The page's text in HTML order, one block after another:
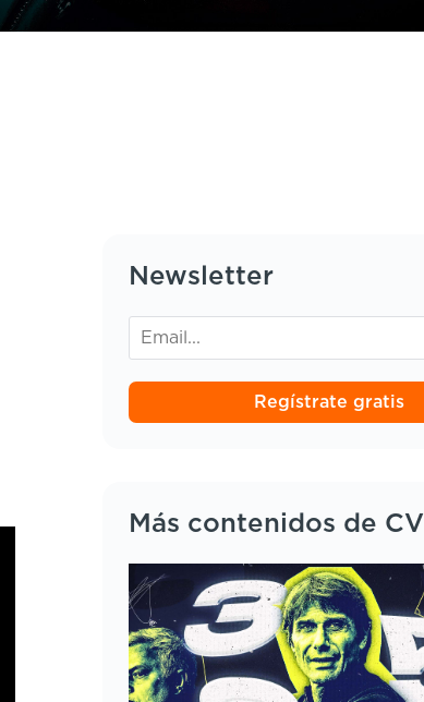
Newsletter
Regístrate gratis
Más contenidos de CV